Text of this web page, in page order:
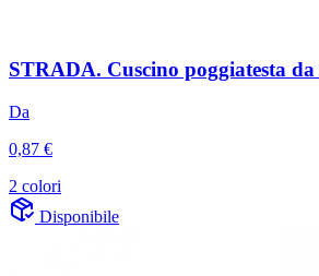
STRADA. Cuscino poggiatesta
Da
0,87 €
2 colori
Disponibile